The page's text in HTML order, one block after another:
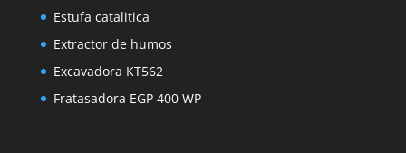
Estufa catalitica
Extractor de humos
Excavadora KT562
Fratasadora EGP 400 WP